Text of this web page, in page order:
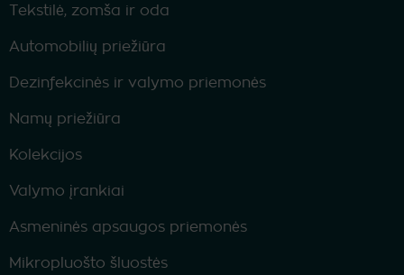
Tekstilė, zomša ir oda
Automobilių priežiūra
Dezinfekcinės ir valymo priemonės
Namų priežiūra
Kolekcijos
Valymo įrankiai
Asmeninės apsaugos priemonės
Mikropluošto šluostės